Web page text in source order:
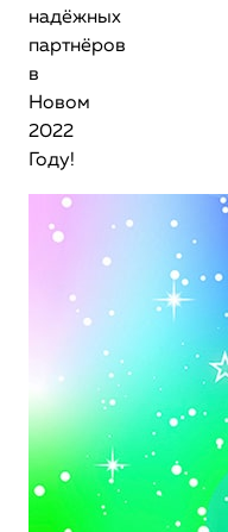
надёжных
партнёров
в
Новом
2022
Году!